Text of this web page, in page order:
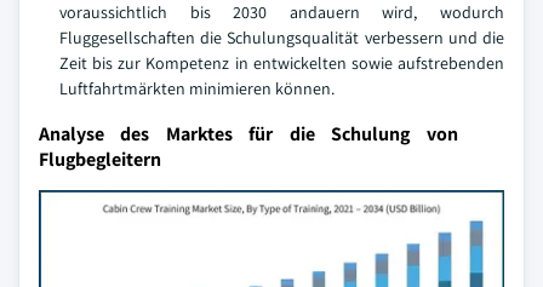
voraussichtlich bis 2030 andauern wird, wodurch
Fluggesellschaften die Schulungsqualität verbessern und die
Zeit bis zur Kompetenz in entwickelten sowie aufstrebenden
Luftfahrtmärkten minimieren können.
Analyse des Marktes für die Schulung von
Flugbegleitern